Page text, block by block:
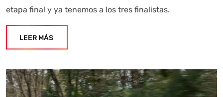
etapa final y ya tenemos a los tres finalistas.
LEER MÁS
Autoanalítica IA Agente Inteligente